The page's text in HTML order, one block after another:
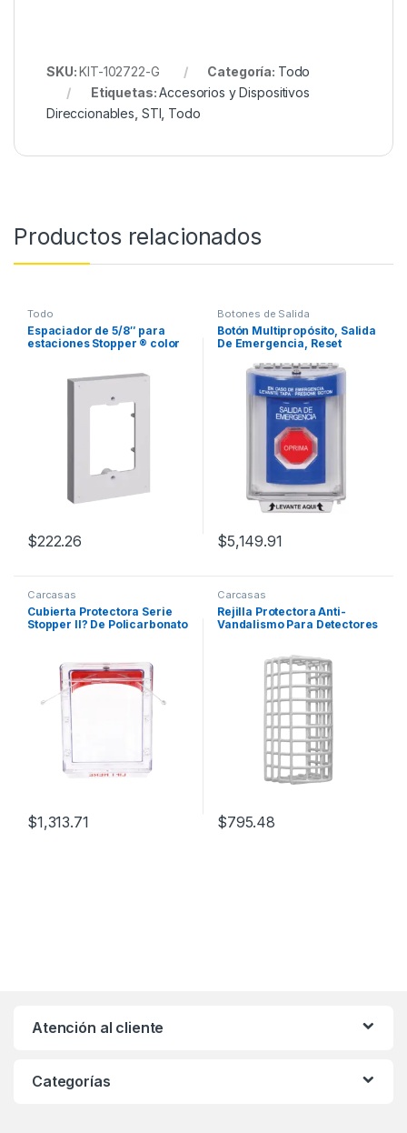
SKU:KIT-102722-G Categoría: Todo
Etiquetas:Accesorios y Dispositivos
Direccionables STI Todo
Productos relacionados
Todo
Espaciador de 5/8″ para
estaciones Stopper ® color
$222.26
Botones de Salida
Botón Multipropósito, Salida
De Emergencia, Reset
Texto En Español, Tapa De
Policarbonato, 2
Relevadores forma C,
Interior y Exterior
$5,149.91
Carcasas
Cubierta Protectora Serie
Stopper II? De Policarbonato
Sin Bocina
$1,313.71
Carcasas
Rejilla Protectora Anti-
Vandalismo Para Detectores
$795.48
Atención al cliente
Categorías